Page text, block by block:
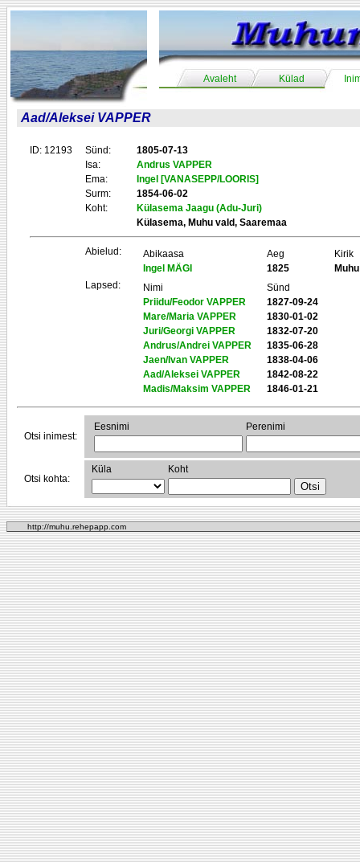
Avaleht Külad
Aad/Aleksei VAPPER
ID: 12193 Sünd:
1805-07-13
Isa:
Andrus VAPPER
Ema:
Ingel [VANASEPP/LOORIS]
Surm:
1854-06-02
Koht:
Külasema Jaagu (Adu-Juri)
Külasema, Muhu vald, Saaremaa
Abielud: Abikaasa Aeg
Kirik
Ingel MÄGI
1825
Muhu
Lapsed:
Nimi
Sünd
Priidu/Feodor VAPPER
1827-09-24
Mare/Maria VAPPER
1830-01-02
Juri/Georgi VAPPER
1832-07-20
Andrus/Andrei VAPPER
1835-06-28
Jaen/Ivan VAPPER
1838-04-06
Aad/Aleksei VAPPER
1842-08-22
Madis/Maksim VAPPER
1846-01-21
Otsi inimest:
Eesnimi Perenimi
Otsi kohta:
Küla Koht
http://muhu.rehepapp.com